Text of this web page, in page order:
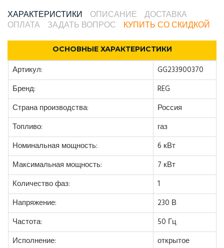
ХАРАКТЕРИСТИКИ ОПИСАНИЕ
ДОСТАВКА
ОПЛАТА
ЗАДАТЬ ВОПРОС КУПИТЬ СО СКИДКОЙ
ОСНОВНЫЕ ХАРАКТЕРИСТИКИ
Артикул:
GG233900370
Бренд:
REG
Страна производства:
Россия
Топливо:
газ
Номинальная мощность:
6 кВт
Максимальная мощность:
7 кВт
Количество фаз:
1
Напряжение:
230 В
Частота:
50 Гц
Исполнение:
открытое